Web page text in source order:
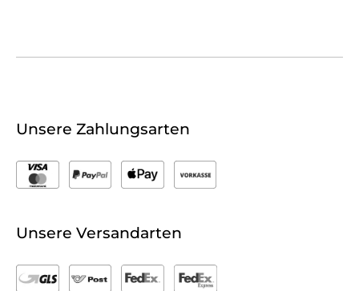
Unsere Zahlungsarten
Unsere Versandarten